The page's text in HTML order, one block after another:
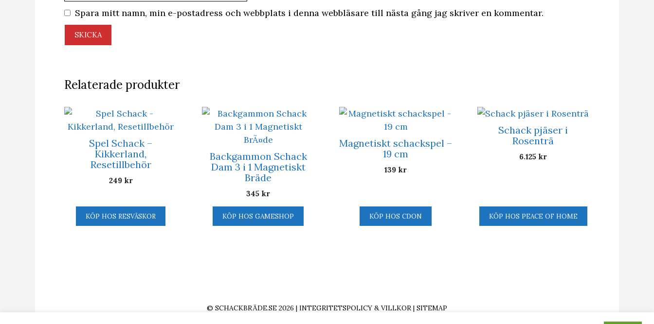
Spara mitt namn, min e-postadress och webbplats i denna webbläsare till nästa gång jag skriver en kommentar.
Relaterade produkter
Spel Schack –
Kikkerland,
Resetillbehör
249 kr
KÖP HOS RESVÄSKOR
Backgammon Schack
Dam 3 i 1 Magnetiskt
Bräde
345 kr
KÖP HOS GAMESHOP
Magnetiskt schackspel –
19 cm
139 kr
KÖP HOS CDON
Schack pjäser i
Rosenträ
6.125 kr
KÖP HOS PEACE OF HOME
© SCHACKBRÄDE.SE 2026 | INTEGRITETSPOLICY & VILLKOR | SITEMAP